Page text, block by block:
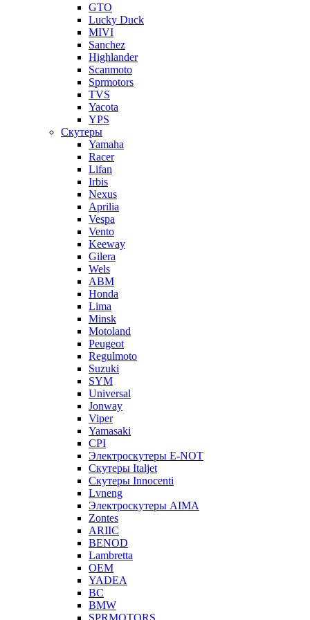
GTO
Lucky Duck
MIVI
Sanchez
Highlander
Scanmoto
Sprmotors
TVS
Yacota
YPS
Скутеры
Yamaha
Racer
Lifan
Irbis
Nexus
Aprilia
Vespa
Vento
Keeway
Gilera
Wels
ABM
Honda
Lima
Minsk
Motoland
Peugeot
Regulmoto
Suzuki
SYM
Universal
Jonway
Viper
Yamasaki
CPI
Электроскутеры E-NOT
Скутеры Italjet
Скутеры Innocenti
Lvneng
Электроскутеры AIMA
Zontes
ARIIC
BENOD
Lambretta
OEM
YADEA
BC
BMW
SPRMOTORS